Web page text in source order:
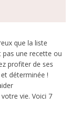
que la liste
pas une recette ou
profiter de ses
déterminée !
vie. Voici 7